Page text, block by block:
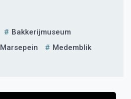
Bakkerijmuseum
Marsepein
Medemblik